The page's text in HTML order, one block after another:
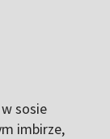
sosie
imbirze,